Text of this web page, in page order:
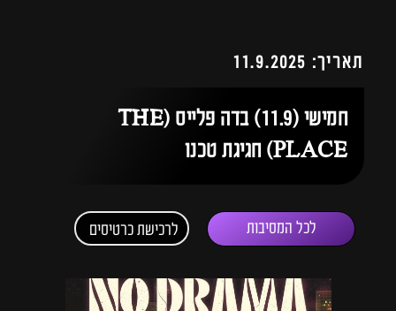
תאריך: 11.9.2025
חמישי (11.9) בדה פלייס (THE
PLACE) חגיגת טכנו
לכל המסיבות לרכישת כרטיסים